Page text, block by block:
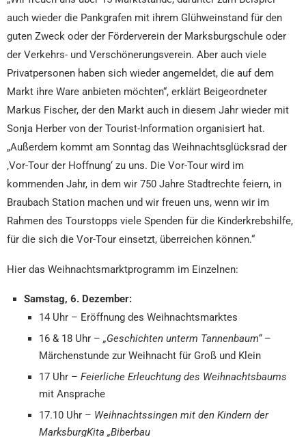
auch wieder die Pankgrafen mit ihrem Glühweinstand für den
guten Zweck oder der Förderverein der Marksburgschule oder
der Verkehrs- und Verschönerungsverein. Aber auch viele
Privatpersonen haben sich wieder angemeldet, die auf dem
Markt ihre Ware anbieten möchten“, erklärt Beigeordneter
Markus Fischer, der den Markt auch in diesem Jahr wieder mit
Sonja Herber von der Tourist-Information organisiert hat.
„Außerdem kommt am Sonntag das Weihnachtsglücksrad der
‚Vor-Tour der Hoffnung‘ zu uns. Die Vor-Tour wird im
kommenden Jahr, in dem wir 750 Jahre Stadtrechte feiern, in
Braubach Station machen und wir freuen uns, wenn wir im
Rahmen des Tourstopps viele Spenden für die Kinderkrebshilfe,
für die sich die Vor-Tour einsetzt, überreichen können.“
Hier das Weihnachtsmarktprogramm im Einzelnen:
Samstag, 6. Dezember:
14 Uhr – Eröffnung des Weihnachtsmarktes
16 & 18 Uhr – „Geschichten unterm Tannenbaum“–
Märchenstunde zur Weihnacht für Groß und Klein
17 Uhr – Feierliche Erleuchtung des Weihnachtsbaums
mit Ansprache
17.10 Uhr – Weihnachtssingen mit den Kindern der
MarksburgKita „Biberbau